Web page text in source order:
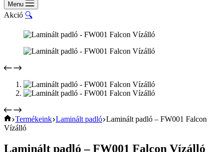
Menu
Akció 🔍
Home
Termékeink Laminált padló Laminált padló – FW001 Falcon
Vízálló
Laminált padló – FW001 Falcon Vízálló